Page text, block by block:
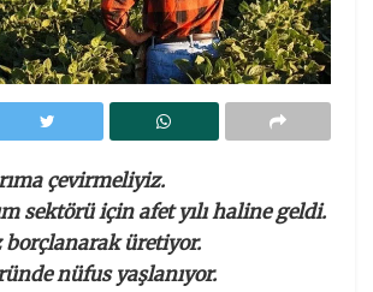
çevirmeliyiz.
sektörü için afet yılı haline geldi.
üretiyor.
nüfus yaşlanıyor.